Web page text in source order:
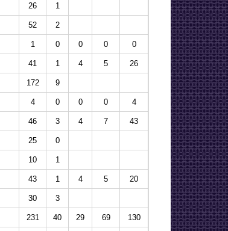
26 1
52 2
1 0 0 0 0
41 1 4 5 26
172 9
4 0 0 0 4
46 3 4 7 43
25 0
10 1
43 1 4 5 20
30 3
231 40 29 69 130